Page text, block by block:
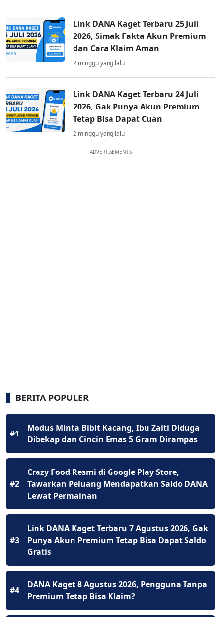
Link DANA Kaget Terbaru 25 Juli
2026, Simak Fakta Akun Premium
dan Cara Klaim Aman
2 minggu yang lalu
Link DANA Kaget Terbaru 24 Juli
2026, Gak Punya Akun Premium
Tetap Bisa Dapat Cuan
2 minggu yang lalu
ADVERTISEMENTS
BERITA POPULER
#1
Modus Minta Bibit Kacang, Ibu Zaiti Diduga
Dibekap dan Cincin Emas 5 Gram Dirampas
#2
Crazy Food Resmi di Google Play Store,
Tawarkan Peluang Mendapatkan Saldo DANA
Lewat Permainan
#3
Link DANA Kaget Terbaru 7 Agustus 2026, Gak
Punya Akun Premium Tetap Bisa Dapat Saldo
Gratis
#4
DANA Kaget 8 Agustus 2026, Pengguna Tanpa
Premium Tetap Bisa Klaim?